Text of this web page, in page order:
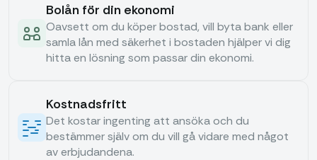
Bolån för din ekonomi
Oavsett om du köper bostad, vill byta bank eller
samla lån med säkerhet i bostaden hjälper vi dig
hitta en lösning som passar din ekonomi.
Kostnadsfritt
Det kostar ingenting att ansöka och du
bestämmer själv om du vill gå vidare med något
av erbjudandena.